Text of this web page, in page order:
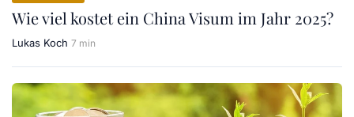
Wie viel kostet ein China Visum im Jahr 2025?
Lukas Koch 7 min